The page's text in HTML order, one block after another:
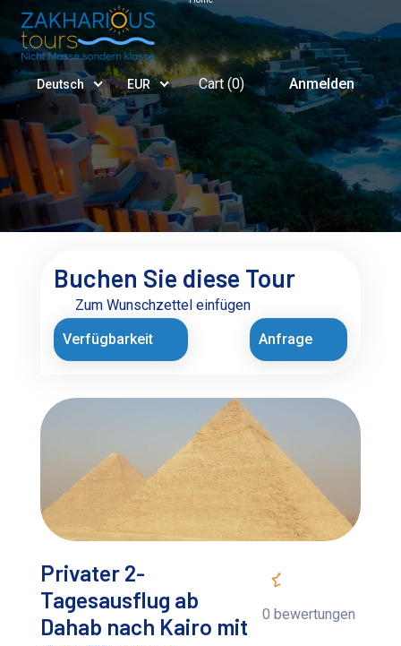
Deutsch EUR Cart (0) Anmelden
Privater 2-
Tagesausflug ab
Dahab nach Kairo mit
0 bewertungen
Buchen Sie diese Tour
Zum Wunschzettel einfügen
Verfügbarkeit
Anfrage